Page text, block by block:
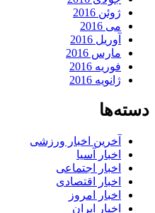
ژوئن 2016
می 2016
آوریل 2016
مارس 2016
فوریه 2016
ژانویه 2016
دسته‌ها
آخرین اخبار ورزشی
اخبار آسیا
اخبار اجتماعی
اخبار اقتصادی
اخبار امروز
اخبار ایران